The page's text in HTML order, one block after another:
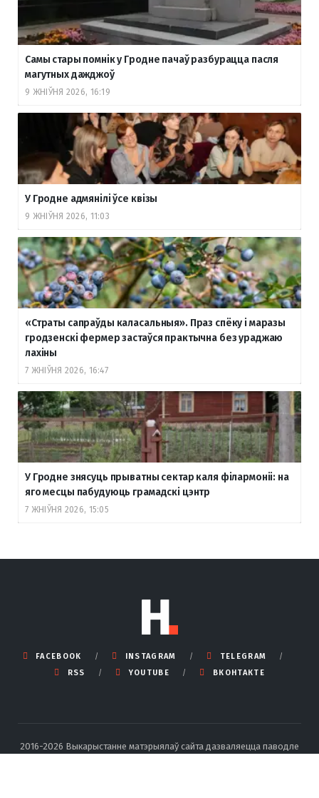
Самы стары помнік у Гродне пачаў разбурацца пасля
магутных дажджоў
9 ЖНІЎНЯ 2026, 16:19
У Гродне адмянілі ўсе квізы
9 ЖНІЎНЯ 2026, 11:03
«Страты сапраўды каласальныя». Праз спёку і маразы
гродзенскі фермер застаўся практычна без ураджаю
лахіны
7 ЖНІЎНЯ 2026, 16:47
У Гродне знясуць прыватны сектар каля філармоніі: на
яго месцы пабудуюць грамадскі цэнтр
7 ЖНІЎНЯ 2026, 15:05
FACEBOOK INSTAGRAM
TELEGRAM
RSS
YOUTUBE ВКОНТАКТЕ
2016-2026 Выкарыстанне матэрыялаў сайта дазваляецца паводле